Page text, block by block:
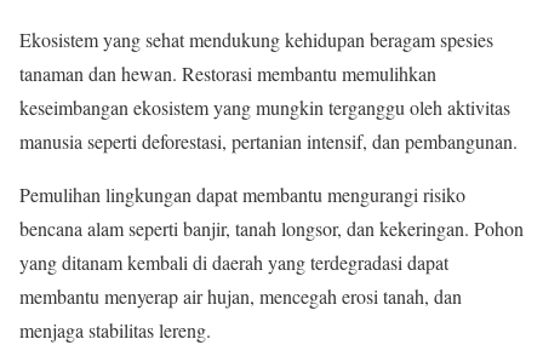
Ekosistem yang sehat mendukung kehidupan beragam spesies
tanaman dan hewan. Restorasi membantu memulihkan
keseimbangan ekosistem yang mungkin terganggu oleh aktivitas
manusia seperti deforestasi, pertanian intensif, dan pembangunan.
Pemulihan lingkungan dapat membantu mengurangi risiko
bencana alam seperti banjir, tanah longsor, dan kekeringan. Pohon
yang ditanam kembali di daerah yang terdegradasi dapat
membantu menyerap air hujan, mencegah erosi tanah, dan
menjaga stabilitas lereng.